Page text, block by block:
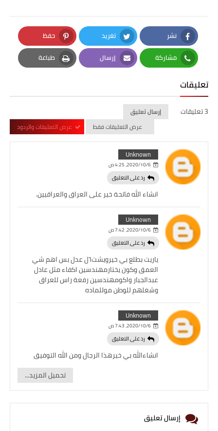
نشر
Facebook
تغريد
Twitter
حفظ
Pinterest
مشاركة
Whatsapp
إرسال
Email
طباعة
Print
تعليقات
3 تعليقات
إرسال تعليق
عرض التعليقات فقط
عرض التعليقات والردود
Unknown
6‏/10‏/2020، 4:25 ص
انشاء الله فاتحة خير على العراق والعراقيين.
رد على التعليق
Unknown
6‏/10‏/2020، 7:42 ص
ياريت بطلع بي خيرويشت٦ل عدل بس اهم شي
العمق وكون يختارمهندسين اكفاء مثل عادل
عبدالجبار واكومهندسين رفعة راس للعراق
وشغلهم للوطن موللماده
رد على التعليق
Unknown
6‏/10‏/2020، 7:43 ص
انشاءالله بي خيرهذا الرجال ومن الله التوفيق
رد على التعليق
تحميل المزيد...
إرسال تعليق